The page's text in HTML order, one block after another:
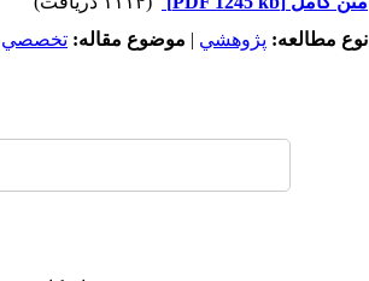
نوع مطالعه: پژوهشي | موضوع مقاله: تخصصي